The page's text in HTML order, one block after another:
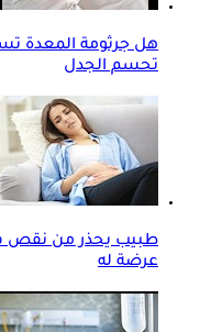
هل جرثومة المعدة
تحسم الجدل
عرضة له